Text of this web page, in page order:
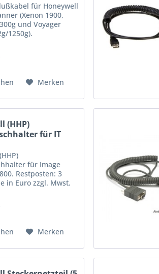
für Honeywell
(Xenon 1900,
und Voyager
1250g).
(5V Host Power)
zzgl. Mwst. Irrtum
Merken
(HHP)
für IT
für Image
Restposten: 3
in Euro zzgl. Mwst.
Merken